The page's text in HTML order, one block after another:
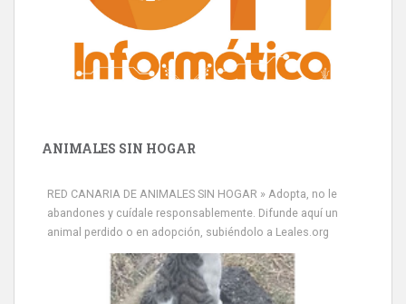
ANIMALES SIN HOGAR
RED CANARIA DE ANIMALES SIN HOGAR » Adopta, no le
abandones y cuídale responsablemente. Difunde aquí un
animal perdido o en adopción, subiéndolo a Leales.org